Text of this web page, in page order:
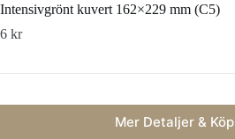
Intensivgrönt kuvert 162×229 mm (C5)
6 kr
Mer Detaljer & Köp